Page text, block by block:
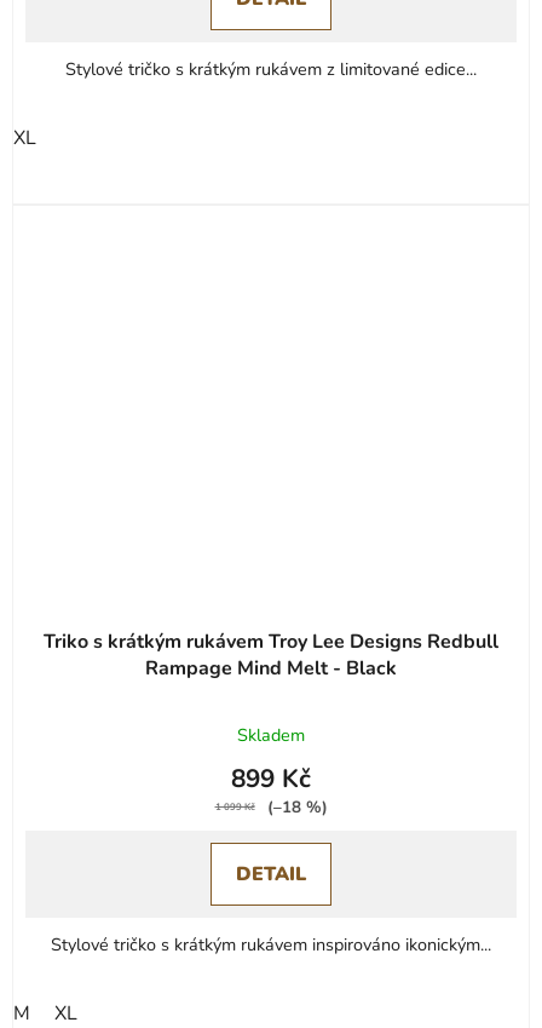
Stylové tričko s krátkým rukávem z limitované edice...
XL
Triko s krátkým rukávem Troy Lee Designs Redbull
Rampage Mind Melt - Black
Skladem
899 Kč
1 099 Kč (–18 %)
DETAIL
Stylové tričko s krátkým rukávem inspirováno ikonickým...
M XL